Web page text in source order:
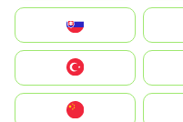
United States
中國香港特別行政區